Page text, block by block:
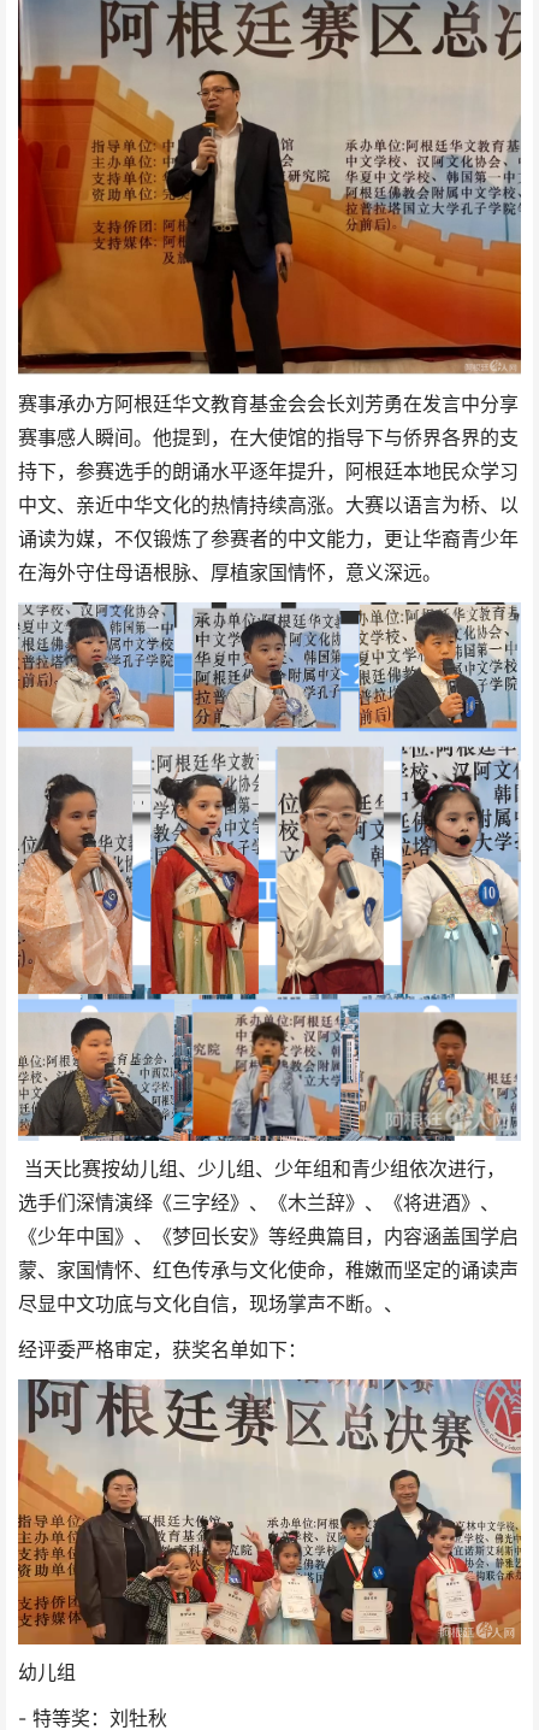
赛事承办方阿根廷华文教育基金会会长刘芳勇在发言中分享
赛事感人瞬间。他提到，在大使馆的指导下与侨界各界的支
持下，参赛选手的朗诵水平逐年提升，阿根廷本地民众学习
中文、亲近中华文化的热情持续高涨。大赛以语言为桥、以
诵读为媒，不仅锻炼了参赛者的中文能力，更让华裔青少年
在海外守住母语根脉、厚植家国情怀，意义深远。
当天比赛按幼儿组、少儿组、少年组和青少组依次进行，
选手们深情演绎《三字经》、《木兰辞》、《将进酒》、
《少年中国》、《梦回长安》等经典篇目，内容涵盖国学启
蒙、家国情怀、红色传承与文化使命，稚嫩而坚定的诵读声
尽显中文功底与文化自信，现场掌声不断。、
经评委严格审定，获奖名单如下：
幼儿组
- 特等奖：刘牡秋